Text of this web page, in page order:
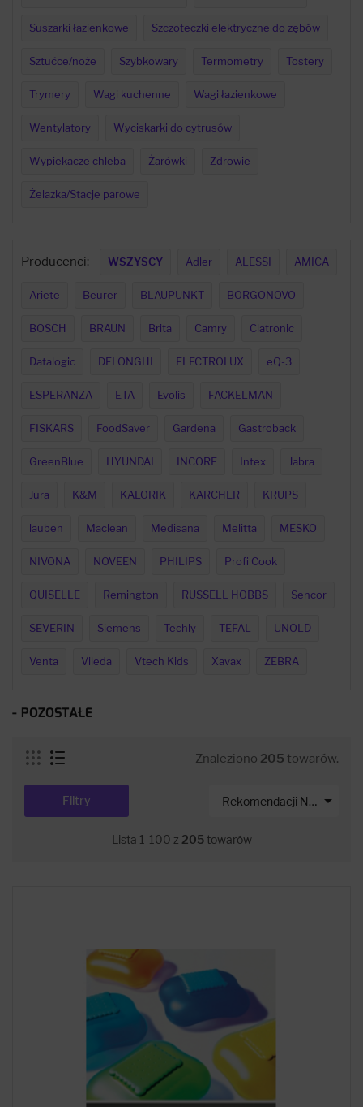
Suszarki łazienkowe Szczoteczki elektryczne do zębów
Sztućce/noże Szybkowary Termometry Tostery
Trymery Wagi kuchenne Wagi łazienkowe
Wentylatory Wyciskarki do cytrusów
Wypiekacze chleba Żarówki Zdrowie
Żelazka/Stacje parowe
Producenci: WSZYSCY Adler ALESSI AMICA
Ariete Beurer BLAUPUNKT BORGONOVO
BOSCH BRAUN Brita Camry Clatronic
Datalogic DELONGHI ELECTROLUX eQ-3
ESPERANZA ETA Evolis FACKELMAN
FISKARS FoodSaver Gardena Gastroback
GreenBlue HYUNDAI INCORE Intex Jabra
Jura K&M KALORIK KARCHER KRUPS
lauben Maclean Medisana Melitta MESKO
NIVONA NOVEEN PHILIPS Profi Cook
QUISELLE Remington RUSSELL HOBBS Sencor
SEVERIN Siemens Techly TEFAL UNOLD
Venta Vileda Vtech Kids Xavax ZEBRA
- POZOSTAŁE
Znaleziono 205 towarów.
Rekomendacji Net-s 
Filtry
Lista 1-100 z 205towarów